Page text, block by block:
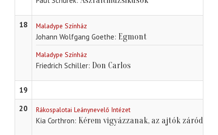
18 Maladype Színház
Johann Wolfgang Goethe Egmont
Maladype Színház
Friedrich Schiller Don Carlos
19
20
Rákospalotai Leánynevelő Intézet
Kia Corthron Kérem vigyázzanak, az ajtók záródnak!